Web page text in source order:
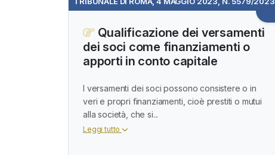
Qualificazione dei versamenti
dei soci come finanziamenti o
apporti in conto capitale
I versamenti dei soci possono consistere o in
veri e propri finanziamenti, cioè prestiti o mutui
alla società, che si...
Leggi tutto